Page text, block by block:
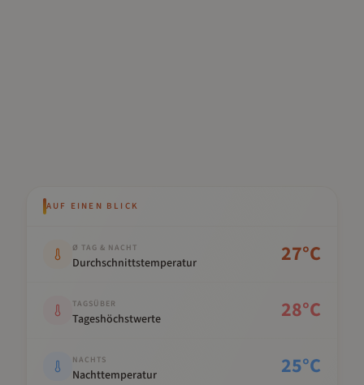
AUF EINEN BLICK
Ø TAG & NACHT
Durchschnittstemperatur 27°C
TAGSÜBER
Tageshöchstwerte 28°C
NACHTS
Nachttemperatur 25°C